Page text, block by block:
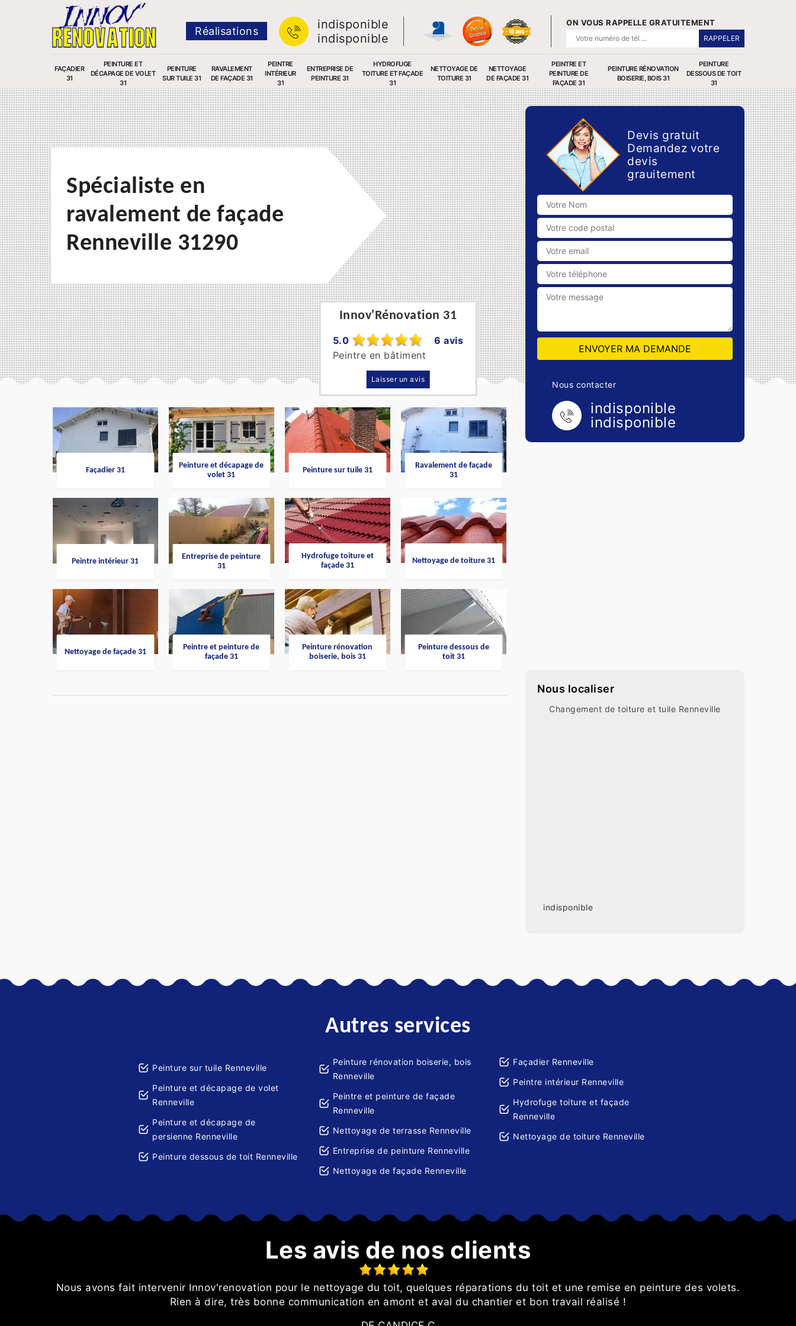
Réalisations
indisponible
indisponible
ON VOUS RAPPELLE GRATUITEMENT
FAÇADIER
31
PEINTURE ET
DÉCAPAGE DE VOLET
31
PEINTURE
SUR TUILE 31
RAVALEMENT
DE FAÇADE 31
PEINTRE
INTÉRIEUR
31
ENTREPRISE DE
PEINTURE 31
HYDROFUGE
TOITURE ET FAÇADE
31
NETTOYAGE DE
TOITURE 31
NETTOYAGE
DE FAÇADE 31
PEINTRE ET
PEINTURE DE
FAÇADE 31
PEINTURE RÉNOVATION
BOISERIE, BOIS 31
PEINTURE
DESSOUS DE TOIT
31
Innov'Rénovation 31
5.0
6 avis
Peintre en bâtiment
Laisser un avis
Spécialiste en
ravalement de façade
Renneville 31290
Façadier 31
Peinture et décapage de
volet 31
Peinture sur tuile 31
Ravalement de façade
31
Peintre intérieur 31
Entreprise de peinture
31
Hydrofuge toiture et
façade 31
Nettoyage de toiture 31
Nettoyage de façade 31
Peintre et peinture de
façade 31
Peinture rénovation
boiserie, bois 31
Peinture dessous de
toit 31
Devis gratuit
Demandez votre
devis
grauitement
Nous contacter
indisponible
indisponible
Nous localiser
Changement de toiture et tuile Renneville
indisponible
Autres services
Peinture sur tuile Renneville
Peinture et décapage de volet
Renneville
Peinture et décapage de
persienne Renneville
Peinture dessous de toit Renneville
Peinture rénovation boiserie, bois
Renneville
Peintre et peinture de façade
Renneville
Nettoyage de terrasse Renneville
Entreprise de peinture Renneville
Nettoyage de façade Renneville
Façadier Renneville
Peintre intérieur Renneville
Hydrofuge toiture et façade
Renneville
Nettoyage de toiture Renneville
Les avis de nos clients
Nous avons fait intervenir Innov'renovation pour le nettoyage du toit, quelques réparations du toit et une remise en peinture des volets.
Rien à dire, très bonne communication en amont et aval du chantier et bon travail réalisé !